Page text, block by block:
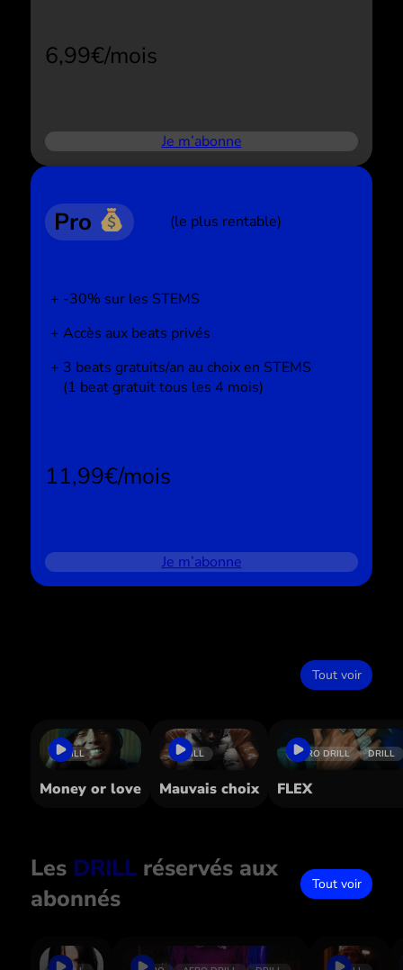
6,99€/mois
Je m’abonne
Pro (le plus rentable)
-30% sur les STEMS
Accès aux beats privés
3 beats gratuits/an au choix en STEMS
(1 beat gratuit tous les 4 mois)
11,99€/mois
Je m’abonne
Tout voir
DRILL
Money or love
DRILL
Mauvais choix
AFRO DRILL DRILL
FLEX
Les DRILL réservés aux
abonnés
Tout voir